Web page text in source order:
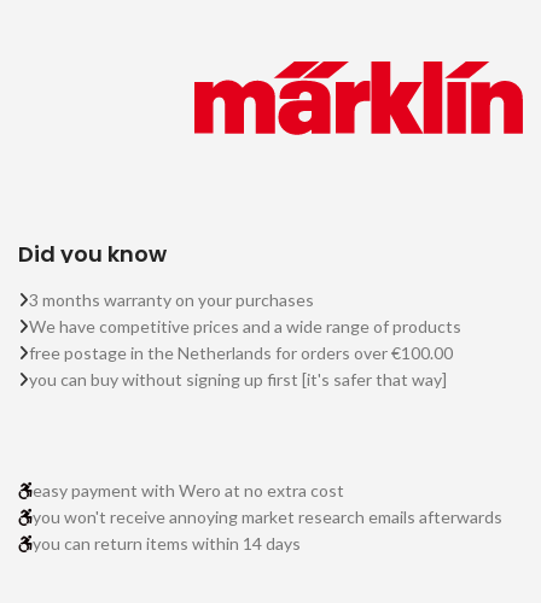
Did you know
3 months warranty on your purchases
We have competitive prices and a wide range of products
free postage in the Netherlands for orders over €100.00
you can buy without signing up first [it's safer that way]
easy payment with Wero at no extra cost
you won't receive annoying market research emails afterwards
you can return items within 14 days